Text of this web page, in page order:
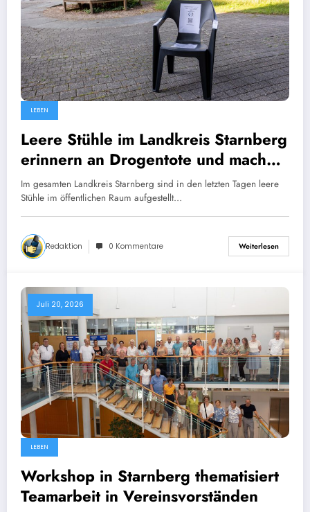
LEBEN
Leere Stühle im Landkreis Starnberg
erinnern an Drogentote und machen
Hilfsangebote sichtbar
Im gesamten Landkreis Starnberg sind in den letzten Tagen leere
Stühle im öffentlichen Raum aufgestellt…
Redaktion 0 Kommentare Weiterlesen
Juli 20, 2026
LEBEN
Workshop in Starnberg thematisiert
Teamarbeit in Vereinsvorständen